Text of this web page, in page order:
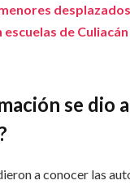
de Culiacán
se dio
a conocer las